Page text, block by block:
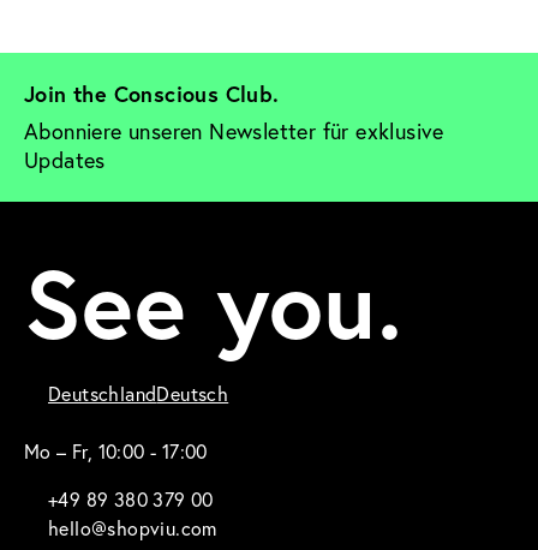
Join the Conscious Club.
Abonniere unseren Newsletter für exklusive
Updates
See you.
DeutschlandDeutsch
Mo – Fr, 10:00 - 17:00
+49 89 380 379 00
hello@shopviu.com